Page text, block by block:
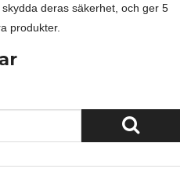
deras säkerhet, och ger 5
produkter.